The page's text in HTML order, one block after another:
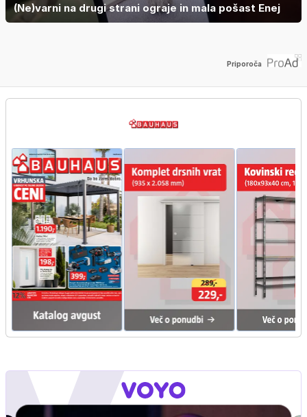
(Ne)varni na drugi strani ograje in mala pošast Enej
Priporoča